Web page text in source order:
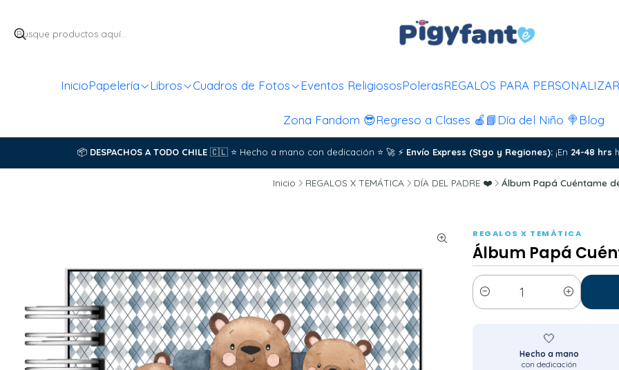
InicioPapelería Libros Cuadros de Fotos Eventos ReligiososPolerasREGALOS PARA PERSONALIZAR
Zona Fandom 😎Regreso a Clases 🍎📘 Día del Niño 🍭 Blog
📦 DESPACHOS A TODO CHILE 🇨🇱 ⭐ Hecho a mano con dedicación ⭐ 🚀 ⚡ Envío Express (Stgo y Regiones): ¡En 24-48 hrs
Inicio REGALOS X TEMÁTICA DÍA DEL PADRE ❤️ Álbum Papá Cuéntame
REGALOS X TEMÁTICA
Álbum Papá
Cantidad
🤍
Hecho a mano
con dedicación